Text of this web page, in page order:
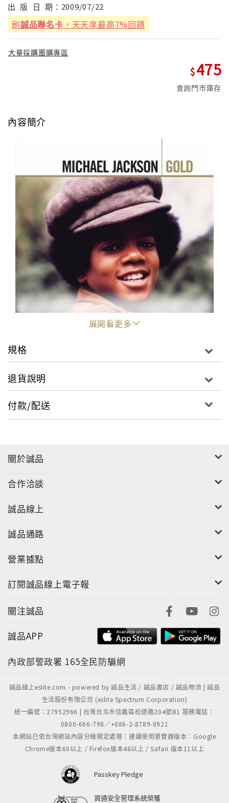
出 版 日 期： 2009/07/22
刷誠品聯名卡 ，天天享最高7%回饋
大量採購團購專區
475
查詢門市庫存
內容簡介
"
展開看更多
規格
退貨說明
付款/配送
關於誠品
合作洽談
誠品線上
誠品通路
營業據點
訂閱誠品線上電子報
關注誠品
誠品APP
內政部警政署 165全民防騙網
誠品線上eslite.com - powered by 誠品生活 / 誠品書店 / 誠品物流 | 誠品
生活股份有限公司 (eslite Spectrum Corporation)
統一編號：27952966 | 台灣台北市信義區松德路204號B1 服務電話：
0800-666-798／+886-2-8789-8921
本網站已依台灣網站內容分級規定處理｜建議使用瀏覽器版本：Google
Chrome版本60以上 / Firefox版本48以上 / Safari 版本11以上
Passkey Pledge
資通安全管理系統榮獲